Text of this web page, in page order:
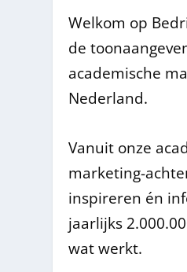
Welkom op
de
academische
Nederland.
Vanuit onze
marketing-
inspireren én
jaarlijks
wat werkt.